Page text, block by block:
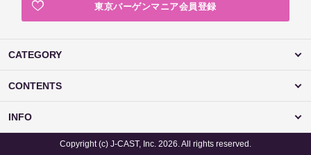
東京バーゲンマニア会員登録
CATEGORY
CONTENTS
INFO
Copyright (c) J-CAST, Inc. 2026. All rights reserved.